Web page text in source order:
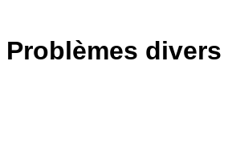
Problèmes